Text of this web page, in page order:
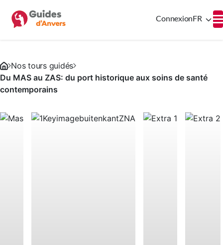
Connexion FR
Nos tours guidés
Du MAS au ZAS: du port historique aux soins de santé
contemporains